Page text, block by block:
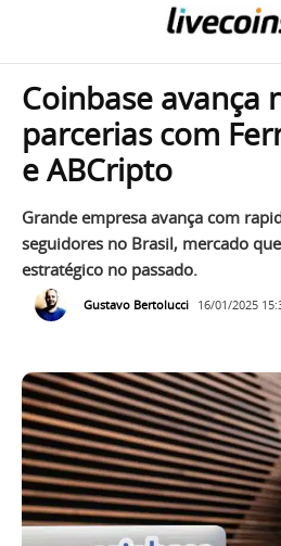
Coinbase avança
parcerias com
e ABCripto
Grande empresa avança com
seguidores no Brasil, mercado
estratégico no passado.
Gustavo Bertolucci 16/01/2025